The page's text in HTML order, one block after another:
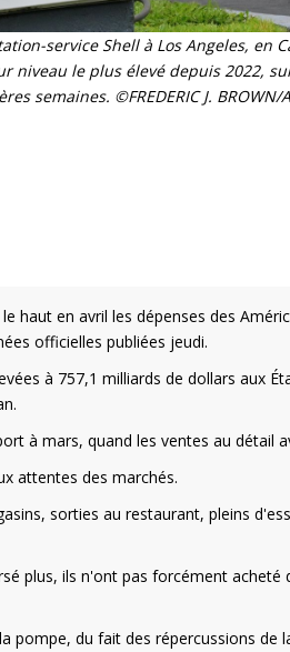
service Shell à Los Angeles, en
niveau le plus élevé depuis 2022,
semaines. ©FREDERIC J. BROWN/
haut en avril les dépenses des
officielles publiées jeudi.
à 757,1 milliards de dollars aux
à mars, quand les ventes au détail
attentes des marchés.
sorties au restaurant, pleins
plus, ils n'ont pas forcément acheté
pompe, du fait des répercussions de